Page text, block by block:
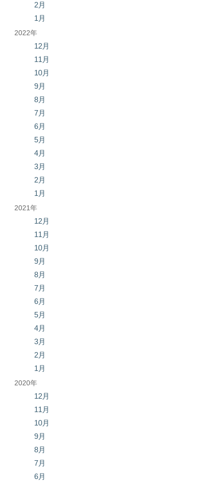
2月
1月
2022年
12月
11月
10月
9月
8月
7月
6月
5月
4月
3月
2月
1月
2021年
12月
11月
10月
9月
8月
7月
6月
5月
4月
3月
2月
1月
2020年
12月
11月
10月
9月
8月
7月
6月